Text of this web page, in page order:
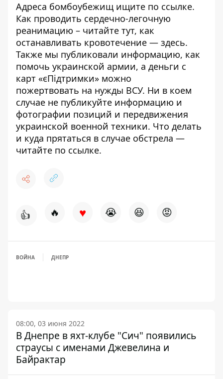
Адреса бомбоубежищ ищите по ссылке.
Как проводить сердечно-легочную
реанимацию – читайте тут, как
останавливать кровотечение — здесь.
Также мы публиковали информацию, как
помочь украинской армии, а деньги с
карт «єПідтримки» можно
пожертвовать на нужды ВСУ. Ни в коем
случае не публикуйте информацию и
фотографии позиций и передвижения
украинской военной техники. Что делать
и куда прятаться в случае обстрела —
читайте по ссылке.
👍 🔥 ♥ 😭 😆 😡
ВОЙНА ДНЕПР
08:00, 03 июня 2022
В Днепре в яхт-клубе "Сич" появились
страусы с именами Джевелина и
Байрактар